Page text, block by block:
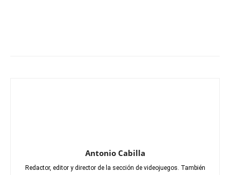
Antonio Cabilla
Redactor, editor y director de la sección de videojuegos. También